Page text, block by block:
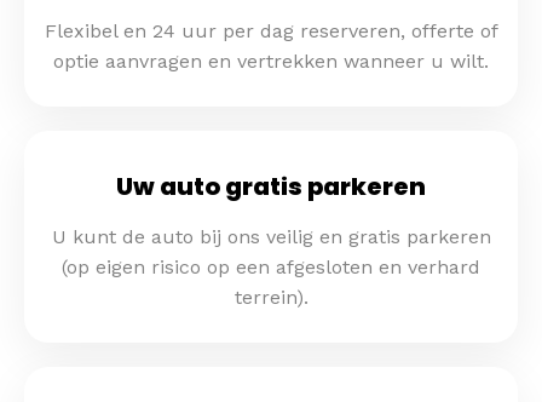
Flexibel en 24 uur per dag reserveren, offerte of
optie aanvragen en vertrekken wanneer u wilt.
Uw auto gratis parkeren
U kunt de auto bij ons veilig en gratis parkeren
(op eigen risico op een afgesloten en verhard
terrein).